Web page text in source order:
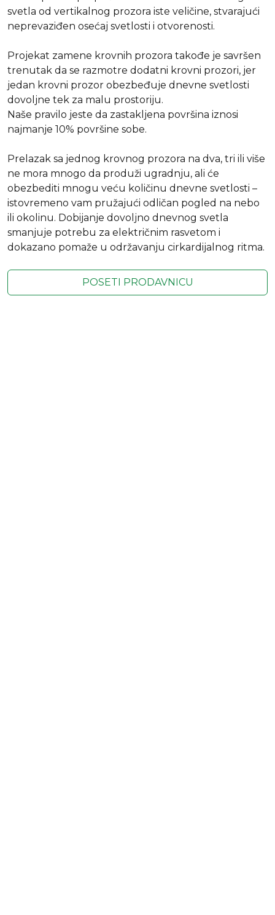
svetla od vertikalnog prozora iste veličine, stvarajući
neprevaziđen osećaj svetlosti i otvorenosti.
Projekat zamene krovnih prozora takođe je savršen
trenutak da se razmotre dodatni krovni prozori, jer
jedan krovni prozor obezbeđuje dnevne svetlosti
dovoljne tek za malu prostoriju.
Naše pravilo jeste da zastakljena površina iznosi
najmanje 10% površine sobe.
Prelazak sa jednog krovnog prozora na dva, tri ili više
ne mora mnogo da produži ugradnju, ali će
obezbediti mnogu veću količinu dnevne svetlosti –
istovremeno vam pružajući odličan pogled na nebo
ili okolinu. Dobijanje dovoljno dnevnog svetla
smanjuje potrebu za električnim rasvetom i
dokazano pomaže u održavanju cirkardijalnog ritma.
POSETI PRODAVNICU